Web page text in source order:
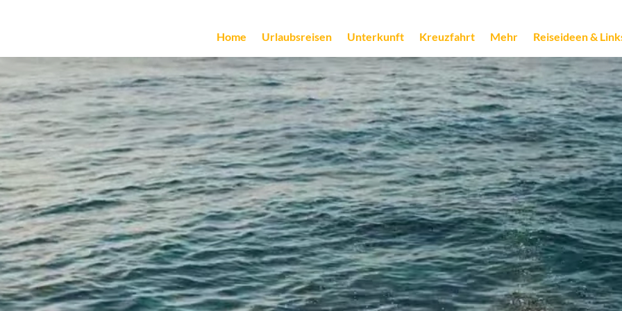
Home Urlaubsreisen Unterkunft Kreuzfahrt Mehr Reiseideen &
Player